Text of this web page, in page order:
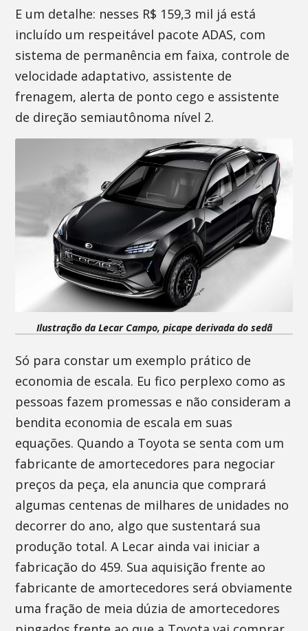
E um detalhe: nesses R$ 159,3 mil já está
incluído um respeitável pacote ADAS, com
sistema de permanência em faixa, controle de
velocidade adaptativo, assistente de
frenagem, alerta de ponto cego e assistente
de direção semiautônoma nível 2.
Ilustração da Lecar Campo, picape derivada do sedã
Só para constar um exemplo prático de
economia de escala. Eu fico perplexo como as
pessoas fazem promessas e não consideram a
bendita economia de escala em suas
equações. Quando a Toyota se senta com um
fabricante de amortecedores para negociar
preços da peça, ela anuncia que comprará
algumas centenas de milhares de unidades no
decorrer do ano, algo que sustentará sua
produção total. A Lecar ainda vai iniciar a
fabricação do 459. Sua aquisição frente ao
fabricante de amortecedores será obviamente
uma fração de meia dúzia de amortecedores